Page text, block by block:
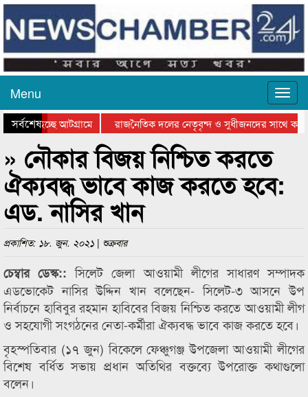
Menu
সর্বশেষ
হচ্ছে আটগ্রামে
রাজনৈতিক দলের নেতৃবৃন্দ ও সুধীজনদের সাথে
পুরস্কার বিতরণ সম্পন্ন
সিলেটে বাংলাদেশ গ্রুপ থিয়েটার ফেডারেশানের
» নৌকার বিজয় নিশ্চিত করতে
ঐক্যবদ্ধ ভাবে কাজ করতে হবে:
এড. নাসির খান
প্রকাশিত: ১৮. জুন. ২০২১ | শুক্রবার
চেম্বার ডেস্ক::সিলেট জেলা আওয়ামী লীগের সাধারণ সম্পাদক
এডভোকেট নাসির উদ্দিন খান বলেছেন- সিলেট-৩ আসনে উপ
নির্বাচনে হাবিবুর রহমান হাবিবের বিজয় নিশ্চিত করতে আওয়ামী লীগ
ও সহযোগী সংগঠনের নেতা-কর্মীরা ঐক্যবদ্ধ ভাবে কাজ করতে হবে।
বৃহস্পতিবার (১৭ জুন) বিকেলে ফেঞ্চুগঞ্জ উপজেলা আওয়ামী লীগের
বিশেষ বর্ধিত সভায় প্রধান অতিথির বক্তব্যে উপরোক্ত কথাগুলো
বলেন।